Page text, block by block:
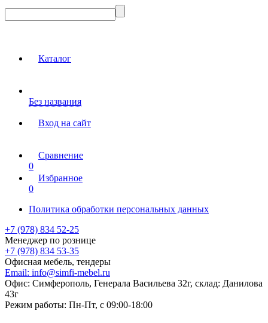
Каталог
Без названия
Вход на сайт
Сравнение
0
Избранное
0
Политика обработки персональных данных
+7 (978) 834 52-25
Менеджер по рознице
+7 (978) 834 53-35
Офисная мебель, тендеры
Email: info@simfi-mebel.ru
Офис: Симферополь, Генерала Васильева 32г, склад: Данилова
43г
Режим работы: Пн-Пт, с 09:00-18:00